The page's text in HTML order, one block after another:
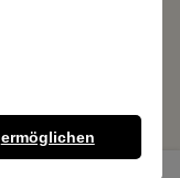
ermöglichen